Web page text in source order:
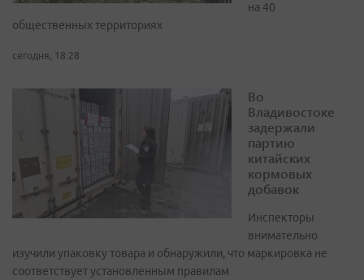
на 40
общественных территориях
сегодня, 18:28
Во
Владивостоке
задержали
партию
китайских
кормовых
добавок
Инспекторы
внимательно
изучили упаковку товара и обнаружили, что маркировка не
соответствует установленным правилам